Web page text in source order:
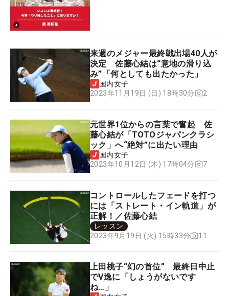
来週のメジャー最終戦出場40人が
決定 佐藤心結は“意地の滑り込
み”「何としても出たかった」
国内女子
2023年11月19日 (日) 18時30分
2
元世界1位からの言葉で奮起 佐
藤心結が「TOTOジャパンクラシ
ック」へ“絶対”に出たい理由
国内女子
2023年10月12日 (木) 17時04分
7
コントロールしたフェードを打つ
には「ストレート・イン軌道」が
正解！／佐藤心結
レッスン
2023年9月19日 (火) 15時33分
11
上田桃子“幻の首位” 最終日中止
でV逸に「しょうがないです
ね…」